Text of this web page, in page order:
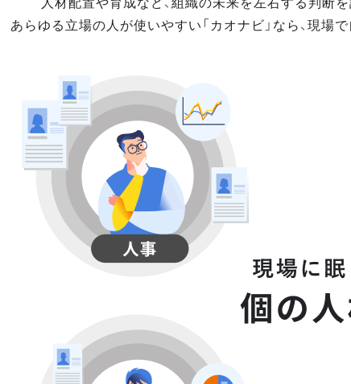
あらゆる立場の人が使いやすい「カオナビ」なら、現場